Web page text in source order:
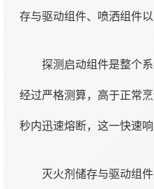
存与驱动组件、喷洒组件
探测启动组件是整个
经过严格测算，高于正常
秒内迅速熔断，这一快速
灭火剂储存与驱动组